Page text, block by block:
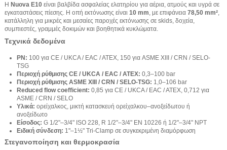
Η Nuova E10 είναι βαλβίδα ασφαλείας ελατηρίου για αέρια, ατμούς και υγρά σε
εγκαταστάσεις πίεσης. Η οπή εκτόνωσης είναι 10 mm , με επιφάνεια 78,50 mm²
κατάλληλη για μικρές και μεσαίες παροχές εκτόνωσης σε skids, δοχεία,
συμπιεστές, γραμμές δοκιμών και βοηθητικά κυκλώματα.
Τεχνικά δεδομένα
PN: 100 για CE / UKCA / EAC / ATEX, 150 για ASME XIII / CRN / SELO-
TSG
Περιοχή ρύθμισης CE / UKCA / EAC / ATEX: 0,3–100 bar
Περιοχή ρύθμισης ASME XIII / CRN / SELO-TSG: 1,0–106 bar
Reduced flow coefficient: 0,85 για CE / UKCA / EAC / ATEX, 0,712 για
ASME / CRN / SELO
Υλικά: ορείχαλκος, μικτή κατασκευή ορείχαλκου–ανοξείδωτου ή
ανοξείδωτο
Είσοδος: G 1/2"–3/4" ISO 228, R 1/2"–3/4" EN 10226 ή 1/2"–3/4" NPT
Ειδική σύνδεση: 1"–1½" Tri-Clamp σε συγκεκριμένη διαμόρφωση
Στεγανοποίηση και θερμοκρασία